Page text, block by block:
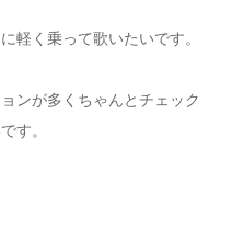
軽く乗って歌いたいです。
ンが多くちゃんとチェック
す。